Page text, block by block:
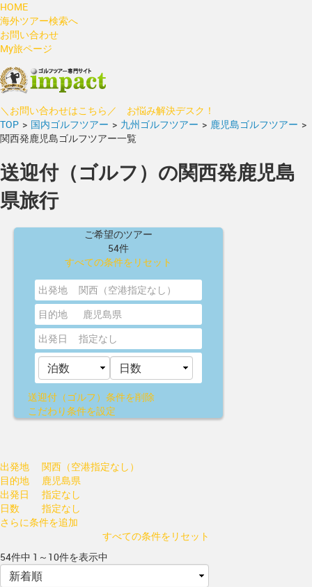
HOME
海外ツアー検索へ
お問い合わせ
My旅ページ
＼お問い合わせはこちら／ お悩み解決デスク！
TOP > 国内ゴルフツアー > 九州ゴルフツアー > 鹿児島ゴルフツアー >
関西発鹿児島ゴルフツアー一覧
送迎付（ゴルフ）の関西発鹿児島
県旅行
ご希望のツアー
54件
すべての条件をリセット
出発地
関西（空港指定なし）
目的地
鹿児島県
出発日
指定なし
送迎付（ゴルフ） 条件を削除
こだわり条件を設定
出発地
関西（空港指定なし）
目的地
鹿児島県
出発日
指定なし
日数
指定なし
さらに条件を追加
すべての条件をリセット
54件中 1～10件を表示中